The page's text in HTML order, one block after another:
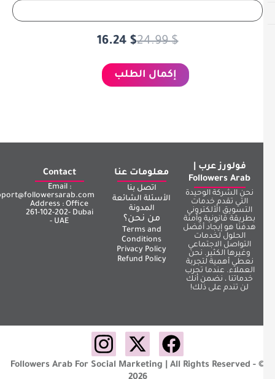
24.99
16.24$
إكمال الطلب
فولورز عرب |
Followers Arab
نحن الشركة الوحيدة
التي تقدم خدمات
التسويق الألكتروني
بطريقة قانونية وأمنة
هدفنا هو إيجاد أفضل
الحلول لخدمات
التواصل الاجتماعي
وغيرها الكثير. نحن
نعطي أهمية لتجربة
العملاء. عندما تجرب
خدماتنا ، نضمن أنك
لن تندم على ذلك!
معلومات عنا
اتصل بنا
الأسئلة الشائعة
المدونة
من نحن؟
Terms and
Conditions
Privacy Policy
Refund Policy
Contact
Email :
support@followersarab.com
Address : Office
261-102-202- Dubai
- UAE
Followers Arab For Social Marketing | All Rights Reserved -